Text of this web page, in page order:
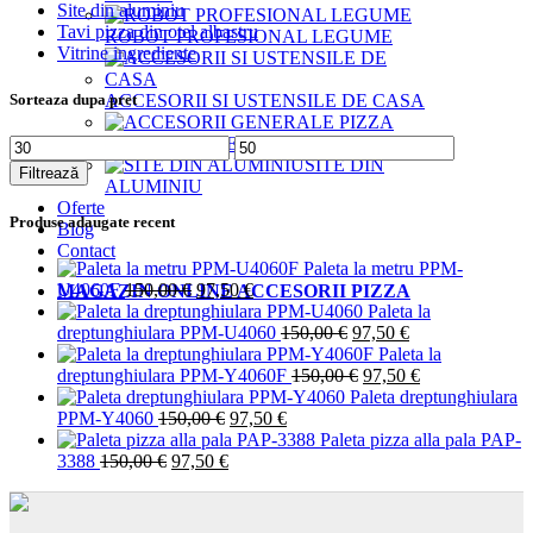
ROBOT PROFESIONAL LEGUME
ACCESORII SI USTENSILE DE CASA
ACCESORII GENERALE PIZZA
SITE DIN
ALUMINIU
Oferte
Blog
Contact
MAGAZIN ONLINE ACCESORII PIZZA
Site din aluminiu
Tavi pizza din otel albastru
Vitrine ingrediente
Sorteaza dupa pret
Preț
minim
Preț
maxim
Filtrează
Produse adaugate recent
Paleta la metru PPM-
U4060F150,00€ Prețul
inițial
a
fost:
150,00 €.
97,50€Prețul
curent
este:
97,50 €.
Paleta la
dreptunghiulara PPM-U4060 150,00€ Prețul
inițial
a
fost:
97,50 €Prețul
curent
este:
97,50 €.
Paleta la
dreptunghiulara PPM-Y4060F 150,00€ Prețul
inițial
fost:
97,50 €Prețul
curent
97,50 €.
Paleta dreptunghiulara
PPM-Y4060 150,00€ Prețul
inițial
97,50 €Prețul
curentPaleta pizza alla pala PAP-
3388 150,00€ Prețul
97,50 €Prețul